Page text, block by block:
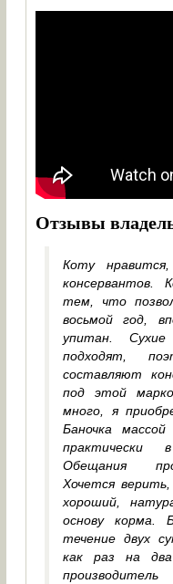
Отзывы
Коту
консервантов.
тем, что
восьмой год,
упитан.
подходят,
составляют
под этой
много, я
Баночка
практически
Обещания
Хочется
хороший,
основу корма.
течение двух
как раз на